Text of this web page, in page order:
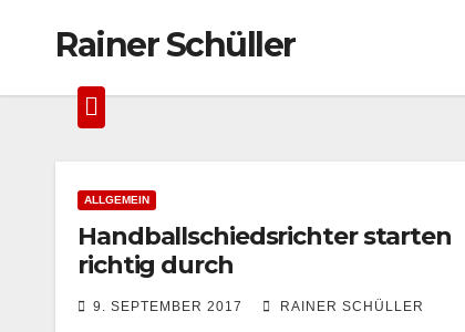
Rainer Schüller
ALLGEMEIN
Handballschiedsrichter starten
richtig durch
9. SEPTEMBER 2017 RAINER SCHÜLLER